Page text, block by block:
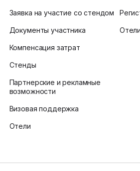
Заявка на участие со стендом
Документы участника
Компенсация затрат
Стенды
Партнерские и рекламные
возможности
Визовая поддержка
Отели